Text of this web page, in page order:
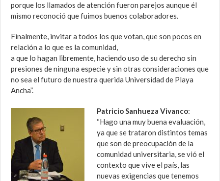
porque los llamados de atención fueron parejos aunque él
mismo reconoció que fuimos buenos colaboradores.
Finalmente, invitar a todos los que votan, que son pocos en
relación a lo que es la comunidad,
a que lo hagan libremente, haciendo uso de su derecho sin
presiones de ninguna especie y sin otras consideraciones que
no sea el futuro de nuestra querida Universidad de Playa
Ancha”.
Patricio Sanhueza Vivanco:
“Hago una muy buena evaluación,
ya que se trataron distintos temas
que son de preocupación de la
comunidad universitaria, se vió el
contexto que vive el país, las
nuevas exigencias que tenemos